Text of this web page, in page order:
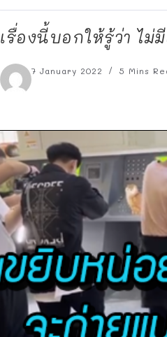
เรื่องนี้บอกให้รู้ว่า ไม่
7 January 2022 5 Mins